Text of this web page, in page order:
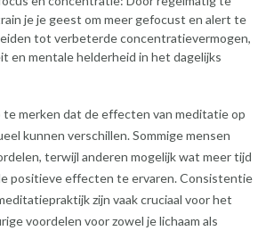
je je geest om meer gefocust en alert te
tot verbeterde concentratievermogen,
en mentale helderheid in het dagelijks
te merken dat de effecten van meditatie op
kunnen verschillen. Sommige mensen
terwijl anderen mogelijk wat meer tijd
positieve effecten te ervaren. Consistentie
zijn vaak cruciaal voor het
voordelen voor zowel je lichaam als